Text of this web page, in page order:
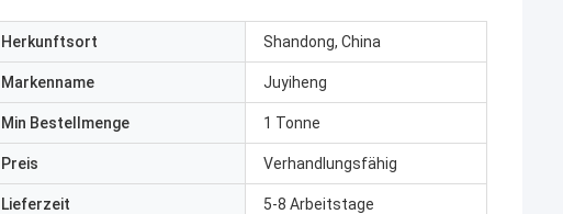
Herkunftsort Shandong, China
Markenname Juyiheng
Min Bestellmenge 1 Tonne
Preis Verhandlungsfähig
Lieferzeit 5-8 Arbeitstage